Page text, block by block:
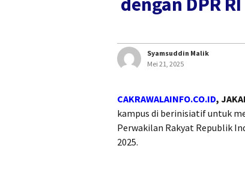
Syamsuddin Malik
Mei 21, 2025
CAKRAWALAINFO.CO.ID,
kampus di berinisiatif untuk
Perwakilan Rakyat Republik
2025.